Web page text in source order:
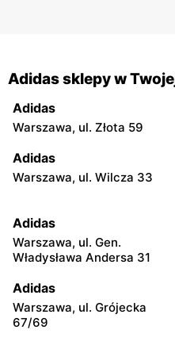
Adidas sklepy w
Adidas
Warszawa, ul. Złota 59
Adidas
Warszawa, ul. Wilcza 33
Adidas
Warszawa, ul. Gen.
Władysława Andersa 31
Adidas
Warszawa, ul. Grójecka
67/69